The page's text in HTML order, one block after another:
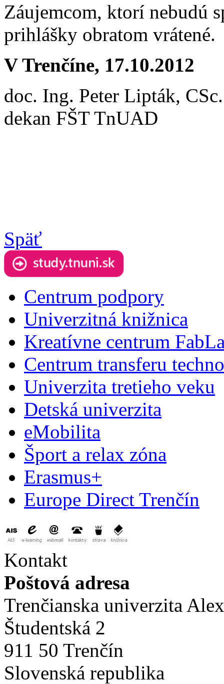
Záujemcom, ktorí nebudú
prihlášky obratom vrátené.
V Trenčíne, 17.10.2012
doc. Ing. Peter Lipták, CSc.
dekan FŠT TnUAD
Späť
Centrum podpory
Univerzitná knižnica
Kreatívne centrum
Centrum transferu
Univerzita tretieho veku
Detská univerzita
eMobilita
Šport a relax zóna
Erasmus+
Europe Direct Trenčín
Kontakt
Poštová adresa
Trenčianska univerzita
Študentská 2
911 50 Trenčín
Slovenská republika